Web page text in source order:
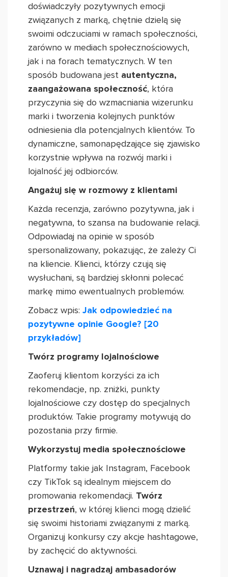
doświadczyły pozytywnych emocji
związanych z marką, chętnie dzielą się
swoimi odczuciami w ramach społeczności,
zarówno w mediach społecznościowych,
jak i na forach tematycznych. W ten
sposób budowana jest autentyczna,
zaangażowana społeczność, która
przyczynia się do wzmacniania wizerunku
marki i tworzenia kolejnych punktów
odniesienia dla potencjalnych klientów. To
dynamiczne, samonapędzające się zjawisko
korzystnie wpływa na rozwój marki i
lojalność jej odbiorców.
Angażuj się w rozmowy z klientami
Każda recenzja, zarówno pozytywna, jak i
negatywna, to szansa na budowanie relacji.
Odpowiadaj na opinie w sposób
spersonalizowany, pokazując, że zależy Ci
na kliencie. Klienci, którzy czują się
wysłuchani, są bardziej skłonni polecać
markę mimo ewentualnych problemów.
Zobacz wpis: Jak odpowiedzieć na
pozytywne opinie Google? [20
przykładów]
Twórz programy lojalnościowe
Zaoferuj klientom korzyści za ich
rekomendacje, np. zniżki, punkty
lojalnościowe czy dostęp do specjalnych
produktów. Takie programy motywują do
pozostania przy firmie.
Wykorzystuj media społecznościowe
Platformy takie jak Instagram, Facebook
czy TikTok są idealnym miejscem do
promowania rekomendacji. Twórz
przestrzeń, w której klienci mogą dzielić
się swoimi historiami związanymi z marką.
Organizuj konkursy czy akcje hashtagowe,
by zachęcić do aktywności.
Uznawaj i nagradzaj ambasadorów